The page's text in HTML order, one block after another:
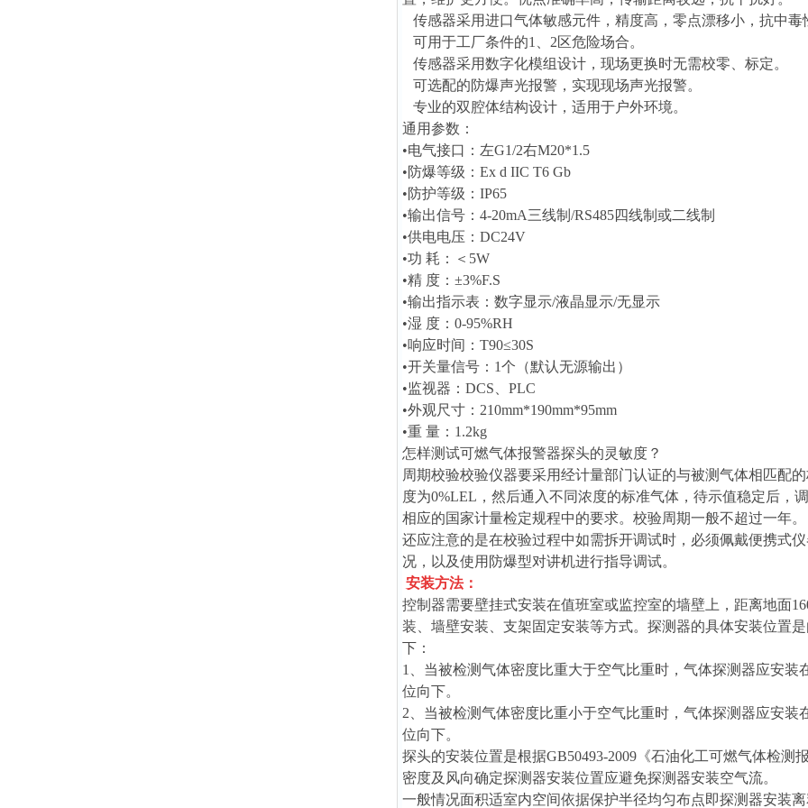
传感器采用进口气体敏感元件，精度高，零点漂移小，抗中毒
可用于工厂条件的1、2区危险场合。
传感器采用数字化模组设计，现场更换时无需校零、标定。
可选配的防爆声光报警，实现现场声光报警。
专业的双腔体结构设计，适用于户外环境。
通用参数：
•电气接口：左G1/2右M20*1.5
•防爆等级：Ex d IIC T6 Gb
•防护等级：IP65
•输出信号：4-20mA三线制/RS485四线制或二线制
•供电电压：DC24V
•功 耗：＜5W
•精 度：±3%F.S
•输出指示表：数字显示/液晶显示/无显示
•湿 度：0-95%RH
•响应时间：T90≤30S
•开关量信号：1个（默认无源输出 ）
•监视器：DCS、PLC
•外观尺寸：210mm*190mm*95mm
•重 量：1.2kg
怎样测试可燃气体报警器探头的灵敏度？
周期校验校验仪器要采用经计量部门认证的与被测气体相匹配
度为0%LEL，然后通入不同浓度的标准气体，待示值稳定后，
相应的国家计量检定规程中的要求。校验周期一般不超过一年。
还应注意的是在校验过程中如需拆开调试时，必须佩戴便携式
况，以及使用防爆型对讲机进行指导调试。
安装方法：
控制器需要壁挂式安装在值班室或监控室的墙壁上，距离地面
装、墙壁安装、支架固定安装等方式。探测器的具体安装位置
下：
1、当被检测气体密度比重大于空气比重时，气体探测器应安装
位向下。
2、当被检测气体密度比重小于空气比重时，气体探测器应安装
位向下。
探头的安装位置是根据GB50493-2009《石油化工可燃气体检测
密度及风向确定探测器安装位置应避免探测器安装空气流。
一般情况面积适室内空间依据保护半径均匀布点即探测器安装